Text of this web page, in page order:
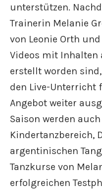
unterstützen.
Trainerin Melanie
von Leonie Orth
Videos mit Inhalten
erstellt worden
den Live-Unterricht
Angebot weiter
Saison werden
Kindertanzbereich,
argentinischen
Tanzkurse von
erfolgreichen